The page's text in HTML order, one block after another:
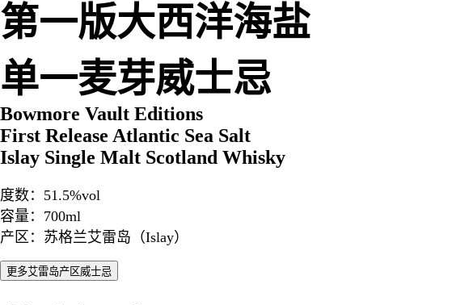
第一版大西洋海盐
单一麦芽威士忌
Bowmore Vault Editions
First Release Atlantic Sea Salt
Islay Single Malt Scotland Whisky
度数：51.5%vol
容量：700ml
产区：苏格兰艾雷岛（Islay）